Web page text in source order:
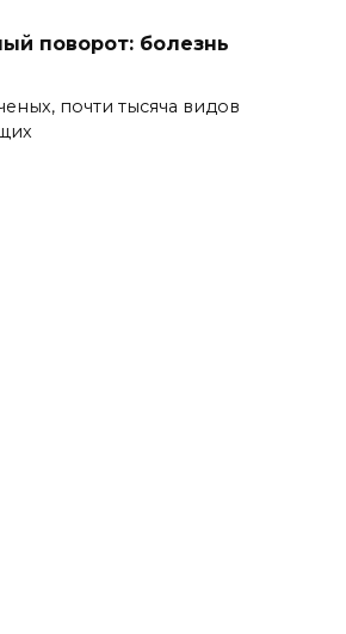
поворот: болезнь
почти тысяча видов